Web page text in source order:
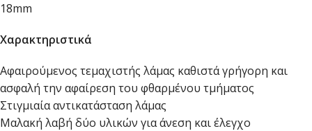
18mm
Χαρακτηριστικά
Αφαιρούμενος τεμαχιστής λάμας καθιστά γρήγορη και
ασφαλή την αφαίρεση του φθαρμένου τμήματος
Στιγμιαία αντικατάσταση λάμας
Μαλακή λαβή δύο υλικών για άνεση και έλεγχο